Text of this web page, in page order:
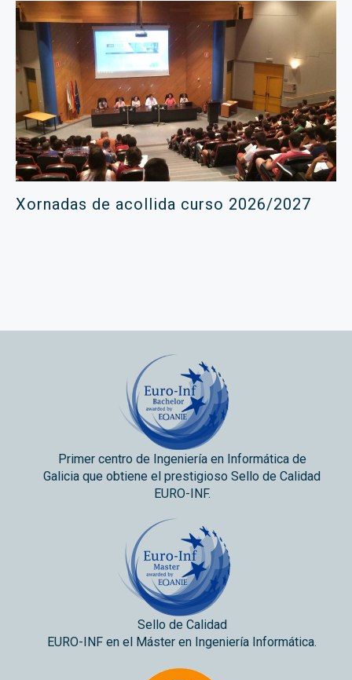
Xornadas de acollida curso 2026/2027
Primer centro de Ingeniería en Informática de
Galicia que obtiene el prestigioso Sello de Calidad
EURO-INF.
Sello de Calidad
EURO-INF en el Máster en Ingeniería Informática.